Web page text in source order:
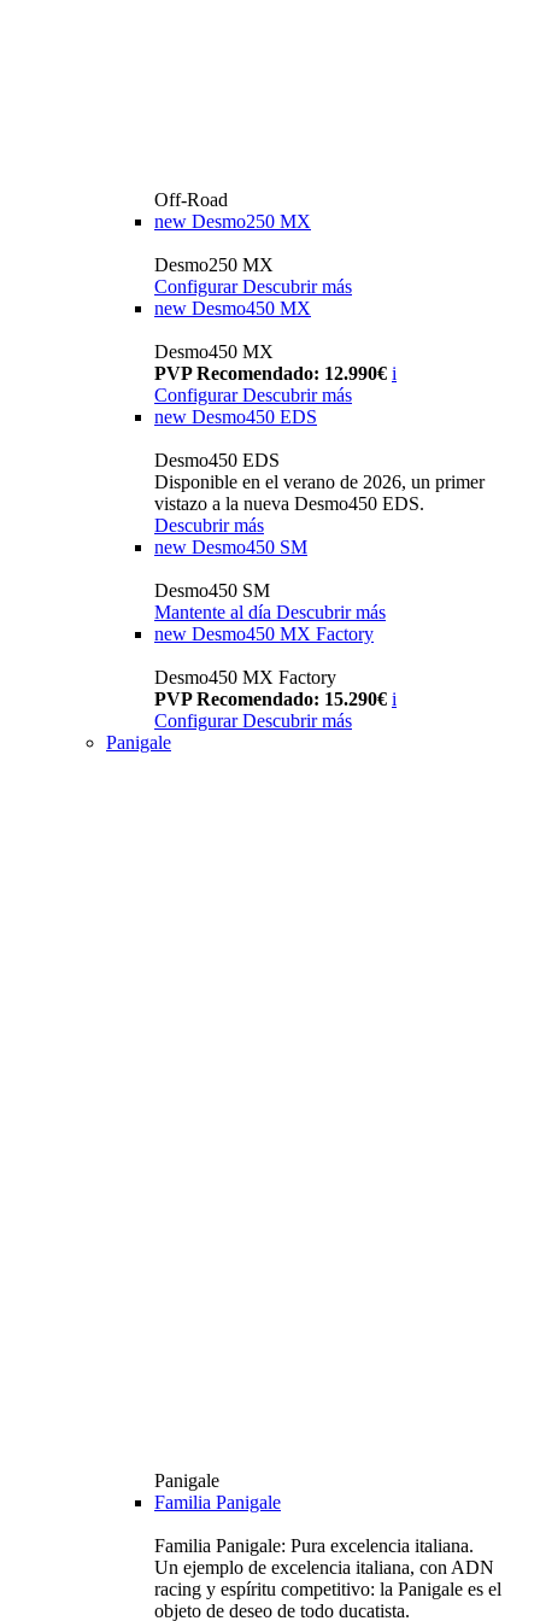
Off-Road
new Desmo250 MX
Desmo250 MX
Configurar Descubrir más
new Desmo450 MX
Desmo450 MX
PVP Recomendado: 12.990€ i
Configurar Descubrir más
new Desmo450 EDS
Desmo450 EDS
Disponible en el verano de 2026, un primer
vistazo a la nueva Desmo450 EDS.
Descubrir más
new Desmo450 SM
Desmo450 SM
Mantente al día Descubrir más
new Desmo450 MX Factory
Desmo450 MX Factory
PVP Recomendado: 15.290€ i
Configurar Descubrir más
Panigale
Panigale
Familia Panigale
Familia Panigale: Pura excelencia italiana.
Un ejemplo de excelencia italiana, con ADN
racing y espíritu competitivo: la Panigale es el
objeto de deseo de todo ducatista.